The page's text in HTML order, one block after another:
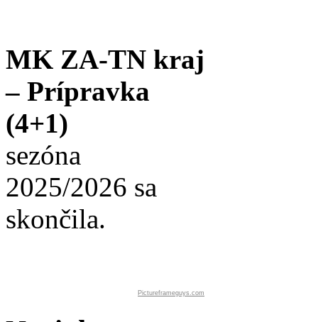
MK ZA-TN kraj
– Prípravka
(4+1)
sezóna
2025/2026 sa
skončila.
Pictureframeguys.com